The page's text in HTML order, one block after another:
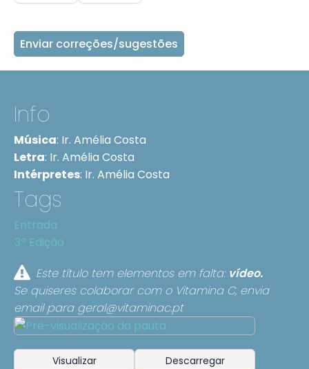
Enviar correções/sugestões
Info
Música: Ir. Amélia Costa
Letra: Ir. Amélia Costa
Intérpretes: Ir. Amélia Costa
Tags
Entrada
3ª Edição
Este título tem elementos em falta: vídeo.
Se quiseres colaborar com o Vitamina C, envia
email para geral@vitaminac.pt
Visualizar Descarregar